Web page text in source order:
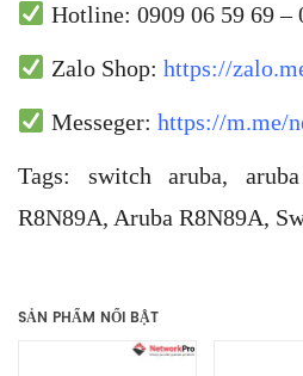
Hotline: 0909 06 59 69 –
Zalo Shop: https://
Messeger: https://m.me/
Tags: switch aruba,
R8N89A, Aruba R8N89A,
Hãy là người đầu tiên nhận xét
12G PoE 139W Class4 2G/2SFP”
SẢN PHẨM NỔI BẬT